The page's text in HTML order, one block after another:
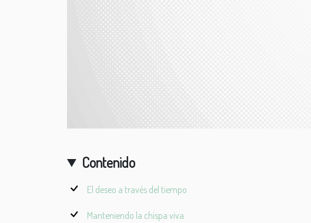
Contenido
El deseo a través del tiempo
Manteniendo la chispa viva